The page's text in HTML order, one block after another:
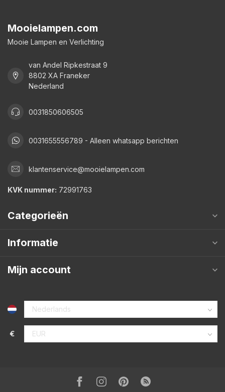
Mooielampen.com
Mooie Lampen en Verlichting
van Andel Ripkestraat 9
8802 XA Franeker
Nederland
0031850606505
0031655556789 - Alleen whatsapp berichten
klantenservice@mooielampen.com
KVK nummer: 72991763
Categorieën
Informatie
Mijn account
€